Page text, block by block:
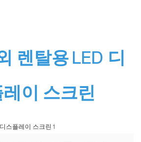
렌탈용 LED 디
이 스크린